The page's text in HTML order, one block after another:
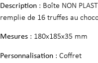
Description: Boîte NON
remplie de 16 truffes au
Mesures: 180x185x35 mm
Personnalisation: Coffret